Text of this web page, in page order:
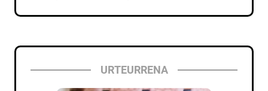
URTEURRENA